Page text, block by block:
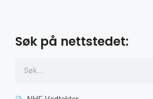
Søk på nettstedet: